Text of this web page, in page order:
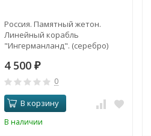
Россия. Памятный жетон.
Линейный корабль
"Ингерманланд". (серебро)
4 500 ₽
0
В корзину
В наличии